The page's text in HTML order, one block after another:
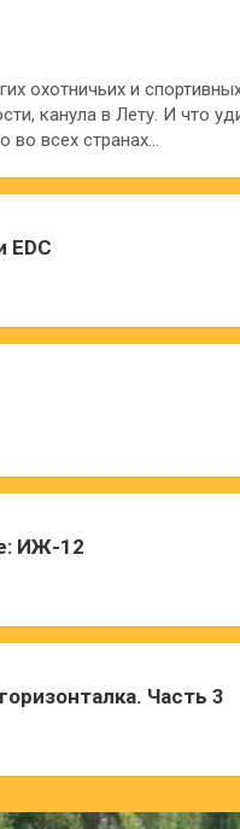
охотничьих и
канула в Лету. И что
во всех странах…
EDC
ИЖ-12
Часть 3